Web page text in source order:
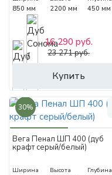
850 мм 2200 мм 450 мм
Купить
16 290 руб.
23 271 руб.
30%
Вега Пенал ШП 400 (дуб
крафт серый/белый)
Ширина Высота Глубина